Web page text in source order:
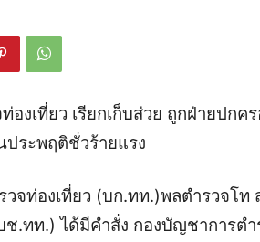
องเที่ยว เรียกเก็บส่วย ถูกฝ่ายปก
ประพฤติชั่วร้ายแรง
จท่องเที่ยว (บก.ทท.)พลตำรวจโท
.ทท.) ได้มีคำสั่ง กองบัญชาการตำ